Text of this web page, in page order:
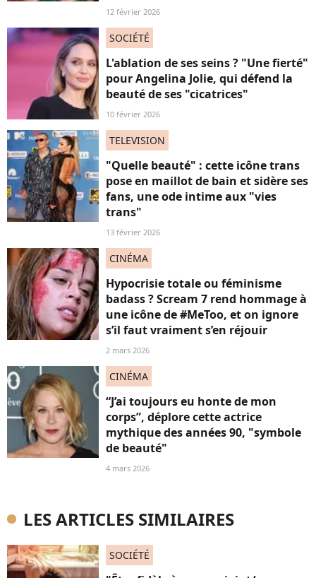
12 février 2026
SOCIÉTÉ
L'ablation de ses seins ? "Une fierté"
pour Angelina Jolie, qui défend la
beauté de ses "cicatrices"
10 février 2026
TELEVISION
"Quelle beauté" : cette icône trans
pose en maillot de bain et sidère ses
fans, une ode intime aux "vies
trans"
13 février 2026
CINÉMA
Hypocrisie totale ou féminisme
badass ? Scream 7 rend hommage à
une icône de #MeToo, et on ignore
s’il faut vraiment s’en réjouir
2 mars 2026
CINÉMA
“J’ai toujours eu honte de mon
corps”, déplore cette actrice
mythique des années 90, "symbole
de beauté"
4 mars 2026
LES ARTICLES SIMILAIRES
SOCIÉTÉ